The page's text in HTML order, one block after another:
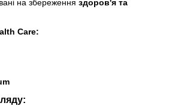
на збереження здоров'я та
Care: